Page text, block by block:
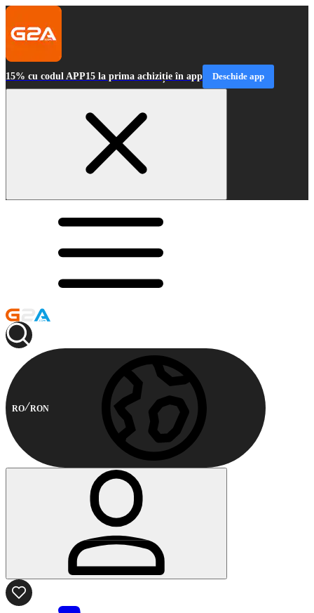
15% cu codul APP15 la prima achiziție în app Deschide app
RO RON